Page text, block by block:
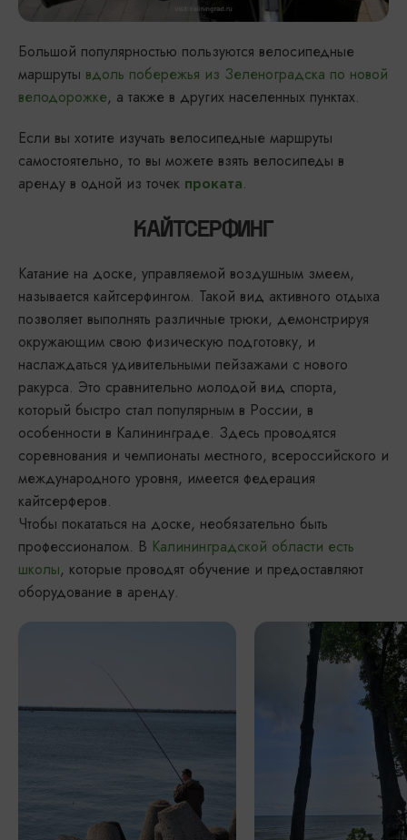
Большой популярностью пользуются велосипедные
маршруты вдоль побережья из Зеленоградска по новой
велодорожке, а также в других населенных пунктах.
Если вы хотите изучать велосипедные маршруты
самостоятельно, то вы можете взять велосипеды в
аренду в одной из точек проката.
КАЙТСЕРФИНГ
Катание на доске, управляемой воздушным змеем,
называется кайтсерфингом. Такой вид активного отдыха
позволяет выполнять различные трюки, демонстрируя
окружающим свою физическую подготовку, и
наслаждаться удивительными пейзажами с нового
ракурса. Это сравнительно молодой вид спорта,
который быстро стал популярным в России, в
особенности в Калининграде. Здесь проводятся
соревнования и чемпионаты местного, всероссийского и
международного уровня, имеется федерация
кайтсерферов.
Чтобы покататься на доске, необязательно быть
профессионалом. В Калининградской области есть
школы, которые проводят обучение и предоставляют
оборудование в аренду.